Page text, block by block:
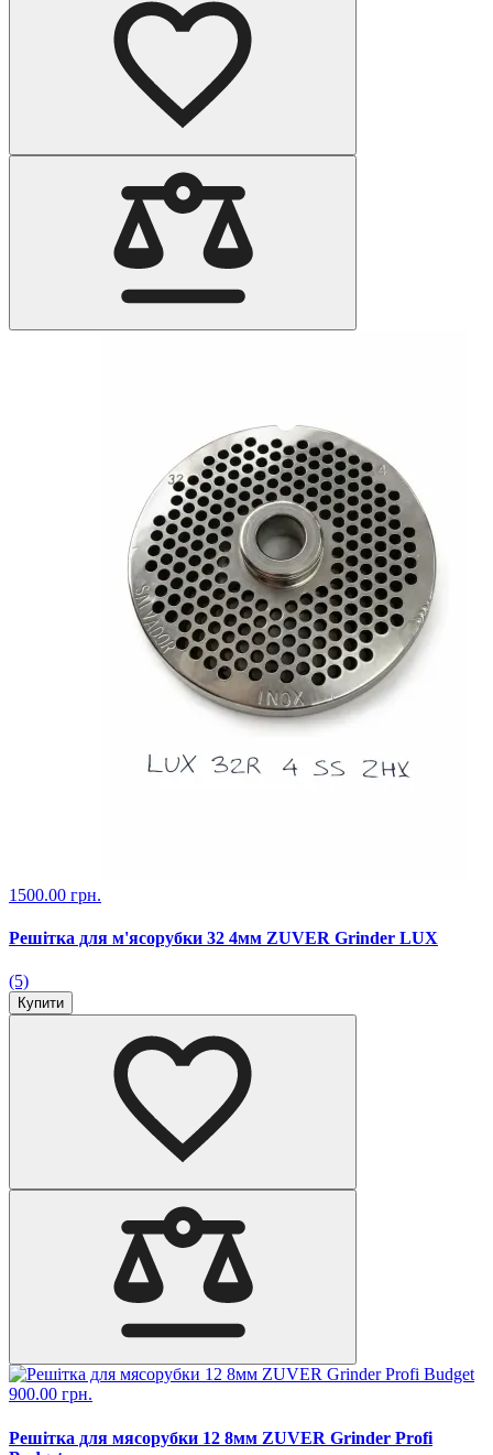
1500.00 грн.
Решітка для м'ясорубки 32 4мм ZUVER Grinder LUX
(5)
Купити
900.00 грн.
Решітка для мясорубки 12 8мм ZUVER Grinder Profi